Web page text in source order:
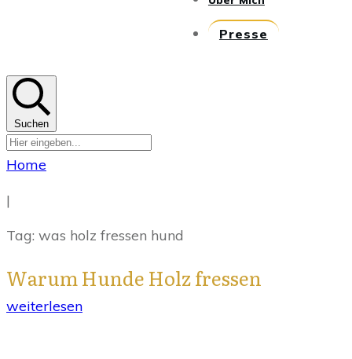
Presse
Suchen
Home
|
Tag: was holz fressen hund
Warum Hunde Holz fressen
weiterlesen